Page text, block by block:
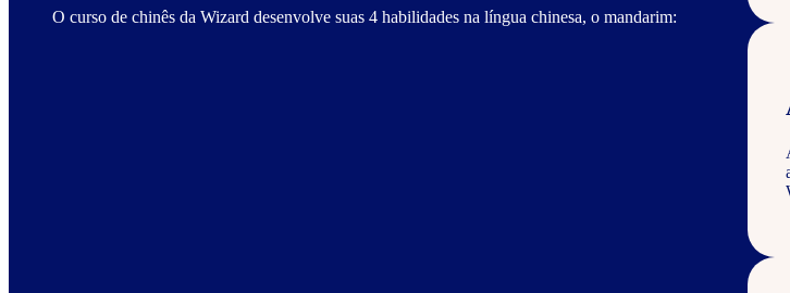
O curso de chinês da Wizard desenvolve suas 4 habilidades na língua chinesa, o mandarim: